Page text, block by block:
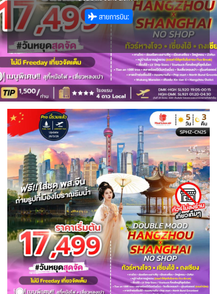
IND อินเดีย 21 IDN อินโดนีเซีย 3
IRQ อิรัก 0 IRN อิหร่าน 0
ISR อิสราเอล 0 JPN ญี่ปุ่น 71
JOR จอร์แดน 4 KAZ คาซัคสถาน 19
KORS เกาหลีใต้ 2 KGZ คีร์กีซสถาน 4
LAO ลาว 0 LBN เลบานอน 0
MYS มาเลเซีย 0 MDV มัลดีฟส์ 0
MNG มองโกเลีย 2 MMR เมียนมาร์ 5
NPL เนปาล 0 OMN โอมาน 0
PAK ปากีสถาน 8
PHL ฟิลิปปินส์ 1 SAU ซาอุดิอาระเบีย 1
SGP สิงคโปร์ 4
SYR ซีเรีย 0 TWN ไต้หวัน 9
TJK ทาจิกิสถาน 1 TKM เติร์กเมนิสถาน 1
ARE ดูไบ, UAE 0 UZB อุซเบกิสถาน 4
ตะวันออกกลาง 0 YEM เยเมน 0
VNM เวียดนาม 35
จอร์แดน - อียิปต์ 4
ยุโรปราคาถูก 1
ออสเตรีย - Austria 3 AZE อาเซอร์ไบจาน 2
BLR เบลารุส 0 BIH บอสเนีย & เฮอร์เซโกวีนา
1
BEL เบลเยี่ยม 0 HRV โครเอเชีย 3
CYP ไซปรัส 0 DNK เดนมาร์ก 2
CZE เช็ก 0 FIN ฟินแลนด์ 3
FRO หมู่เกาะแฟโร 2 FRA ฝรั่งเศส 1
DEU เยอรมนี 3 GEO จอร์เจีย 10
GRL กรีนแลนด์ 3
GRC กรีซ 1 ISL ไอซ์แลนด์ 4
ITA อิตาลี 9 MDA มอลโดวา 0
MLT มอลต้า 1
NLD เนเธอร์แลนด์ 0 NOR นอร์เวย์ 3
POL โปแลนด์ 3 PRT โปรตุเกส 3
RUS รัสเซีย 3 สแกนดิเนเวีย 7
SVN สโลวิเนีย 2
ESP สเปน 4 CHE สวิตเซอร์แลนด์
TUR ตุรเคีย 13 UKR ยูเครน 0
UK อังกฤษ+สหราชอาณาจักร
บราซิล เปรู 3
เม็กซิโก คิวบา 1 อเมริกา แคนาดา 1
ไมโครนีเซีย - Micronesia ขั้วโลกเหนือ 3
ตูนีเซีย - Tunisia 1 เกาะโบราโบร่า - Bora Bora
ขั้วโลกใต้ 2 แอลจีเรีย - Algeria 0
ออสเตรเลีย - Australia ทัวร์ อันซีน ประเทศแปลก 32
ลิเบีย - Libya 1 บราซิล - Brazil 0
อียิปต์ - Egypt 10 เอธิโอเปีย - Ethiopia 0
าพระยา
34
ยา
1
ความรู้ทั่วไป
สถานที่ท่องเที่ยว
สายการบิน: